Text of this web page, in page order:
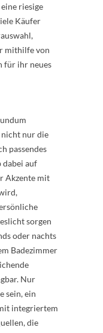
riesige
Käufer
mithilfe von
für ihr neues
nur die
passendes
dabei auf
Akzente mit
sorgen
oder nachts
Badezimmer
Nur
sein, ein
integriertem
die